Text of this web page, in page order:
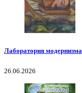
Лаборатория модернизма
26.06.2026